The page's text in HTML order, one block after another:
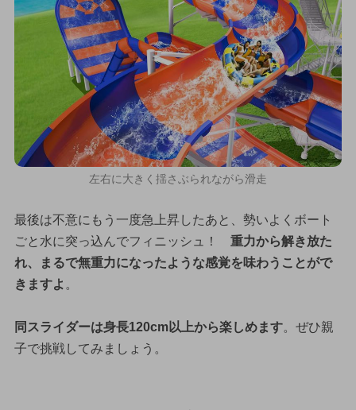
左右に大きく揺さぶられながら滑走
最後は不意にもう一度急上昇したあと、勢いよくボート
ごと水に突っ込んでフィニッシュ！ 重力から解き放た
れ、まるで無重力になったような感覚を味わうことがで
きますよ 。
同スライダーは身長120cm以上から楽しめます。ぜひ親
子で挑戦してみましょう。